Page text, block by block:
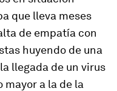
que lleva meses
de empatía con
huyendo de una
llegada de un virus
mayor a la de la